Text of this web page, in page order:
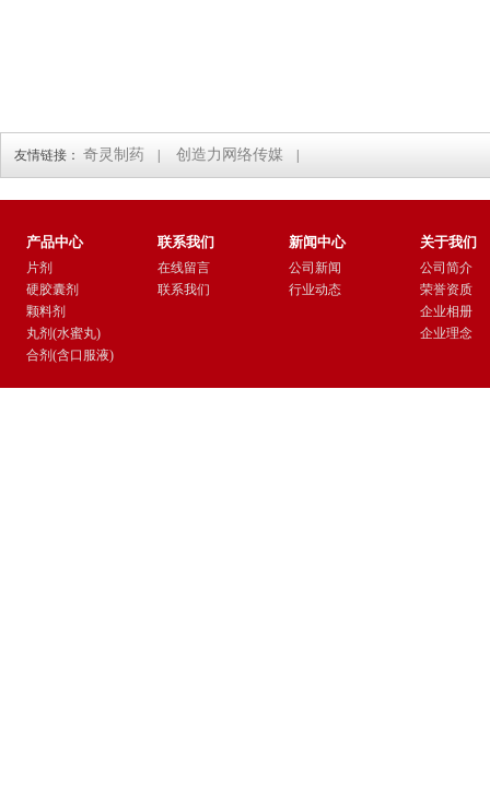
友情链接： 奇灵制药 创造力网络传媒
产品中心 联系我们 新闻中心 关于我们
片剂
硬胶囊剂
颗料剂
丸剂(水蜜丸)
合剂(含口服液)
在线留言
联系我们
公司新闻
行业动态
公司简介
荣誉资质
企业相册
企业理念